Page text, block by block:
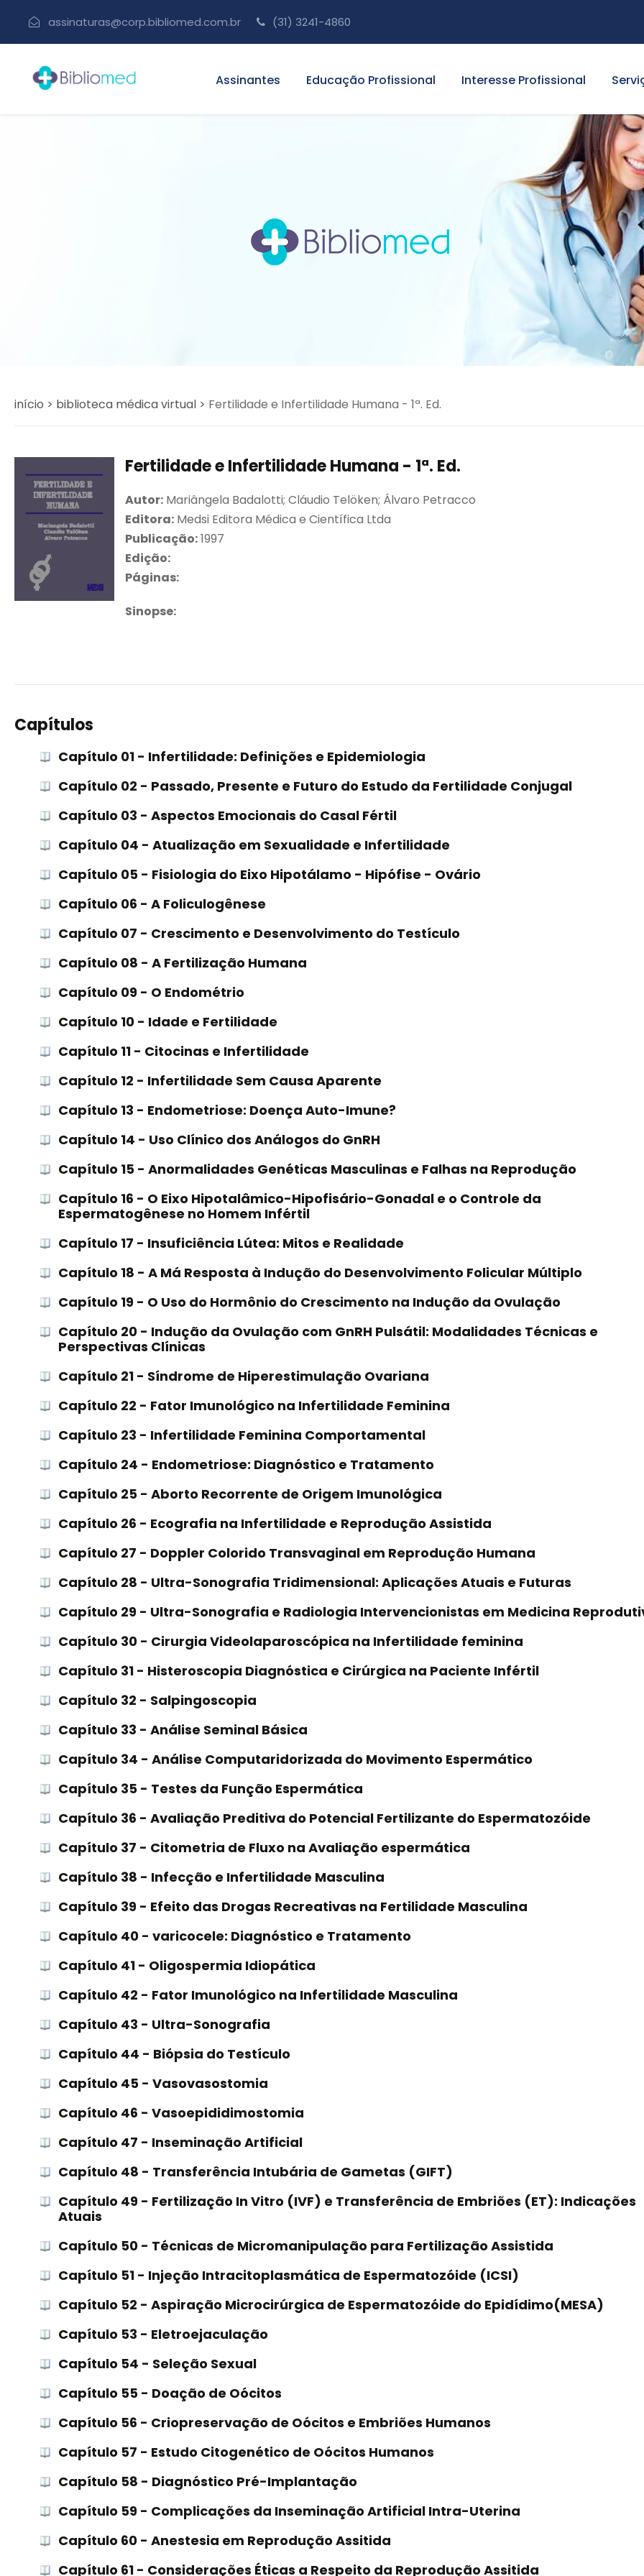
assinaturas@corp.bibliomed.com.br (31) 3241-4860
Assinantes Educação Profissional Interesse Profissional
início > biblioteca médica virtual > Fertilidade e Infertilidade Humana - 1ª. Ed.
Fertilidade e Infertilidade Humana - 1ª. Ed.
Autor: Mariângela Badalotti; Cláudio Telöken; Álvaro Petracco
Editora: Medsi Editora Médica e Científica Ltda
Publicação:1997
Edição:
Páginas:
Sinopse:
Capítulos
Capítulo 01 - Infertilidade: Definições e Epidemiologia
Capítulo 02 - Passado, Presente e Futuro do Estudo da Fertilidade Conjugal
Capítulo 03 - Aspectos Emocionais do Casal Fértil
Capítulo 04 - Atualização em Sexualidade e Infertilidade
Capítulo 05 - Fisiologia do Eixo Hipotálamo - Hipófise - Ovário
Capítulo 06 - A Foliculogênese
Capítulo 07 - Crescimento e Desenvolvimento do Testículo
Capítulo 08 - A Fertilização Humana
Capítulo 09 - O Endométrio
Capítulo 10 - Idade e Fertilidade
Capítulo 11 - Citocinas e Infertilidade
Capítulo 12 - Infertilidade Sem Causa Aparente
Capítulo 13 - Endometriose: Doença Auto-Imune?
Capítulo 14 - Uso Clínico dos Análogos do GnRH
Capítulo 15 - Anormalidades Genéticas Masculinas e Falhas na Reprodução
Capítulo 16 - O Eixo Hipotalâmico-Hipofisário-Gonadal e o Controle da
Espermatogênese no Homem Infértil
Capítulo 17 - Insuficiência Lútea: Mitos e Realidade
Capítulo 18 - A Má Resposta à Indução do Desenvolvimento Folicular Múltiplo
Capítulo 19 - O Uso do Hormônio do Crescimento na Indução da Ovulação
Capítulo 20 - Indução da Ovulação com GnRH Pulsátil: Modalidades Técnicas e
Perspectivas Clínicas
Capítulo 21 - Síndrome de Hiperestimulação Ovariana
Capítulo 22 - Fator Imunológico na Infertilidade Feminina
Capítulo 23 - Infertilidade Feminina Comportamental
Capítulo 24 - Endometriose: Diagnóstico e Tratamento
Capítulo 25 - Aborto Recorrente de Origem Imunológica
Capítulo 26 - Ecografia na Infertilidade e Reprodução Assistida
Capítulo 27 - Doppler Colorido Transvaginal em Reprodução Humana
Capítulo 28 - Ultra-Sonografia Tridimensional: Aplicações Atuais e Futuras
Capítulo 29 - Ultra-Sonografia e Radiologia Intervencionistas em Medicina
Capítulo 30 - Cirurgia Videolaparoscópica na Infertilidade feminina
Capítulo 31 - Histeroscopia Diagnóstica e Cirúrgica na Paciente Infértil
Capítulo 32 - Salpingoscopia
Capítulo 33 - Análise Seminal Básica
Capítulo 34 - Análise Computaridorizada do Movimento Espermático
Capítulo 35 - Testes da Função Espermática
Capítulo 36 - Avaliação Preditiva do Potencial Fertilizante do Espermatozóide
Capítulo 37 - Citometria de Fluxo na Avaliação espermática
Capítulo 38 - Infecção e Infertilidade Masculina
Capítulo 39 - Efeito das Drogas Recreativas na Fertilidade Masculina
Capítulo 40 - varicocele: Diagnóstico e Tratamento
Capítulo 41 - Oligospermia Idiopática
Capítulo 42 - Fator Imunológico na Infertilidade Masculina
Capítulo 43 - Ultra-Sonografia
Capítulo 44 - Biópsia do Testículo
Capítulo 45 - Vasovasostomia
Capítulo 46 - Vasoepididimostomia
Capítulo 47 - Inseminação Artificial
Capítulo 48 - Transferência Intubária de Gametas (GIFT)
Capítulo 49 - Fertilização In Vitro (IVF) e Transferência de Embriões (ET): Indicações
Atuais
Capítulo 50 - Técnicas de Micromanipulação para Fertilização Assistida
Capítulo 51 - Injeção Intracitoplasmática de Espermatozóide (ICSI)
Capítulo 52 - Aspiração Microcirúrgica de Espermatozóide do Epidídimo(MESA)
Capítulo 53 - Eletroejaculação
Capítulo 54 - Seleção Sexual
Capítulo 55 - Doação de Oócitos
Capítulo 56 - Criopreservação de Oócitos e Embriões Humanos
Capítulo 57 - Estudo Citogenético de Oócitos Humanos
Capítulo 58 - Diagnóstico Pré-Implantação
Capítulo 59 - Complicações da Inseminação Artificial Intra-Uterina
Capítulo 60 - Anestesia em Reprodução Assitida
Capítulo 61 - Considerações Éticas a Respeito da Reprodução Assitida